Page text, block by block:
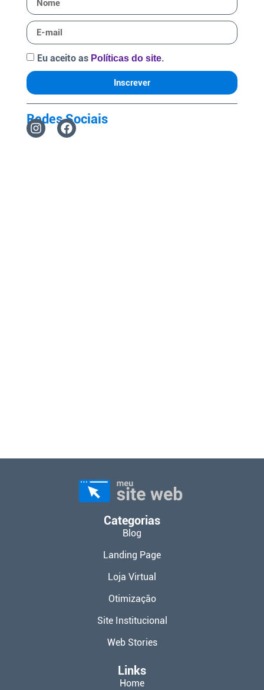
Eu aceito as Políticas do site.
Inscrever
Redes Sociais
Categorias
Blog
Landing Page
Loja Virtual
Otimização
Site Institucional
Web Stories
Links
Home